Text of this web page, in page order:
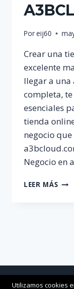
Poreij60
Crear una
excelente
llegar a una
completa,
esenciales
tienda
negocio
Negocio en
LEER MÁS GUÍA
CON
Utilizamos cookies